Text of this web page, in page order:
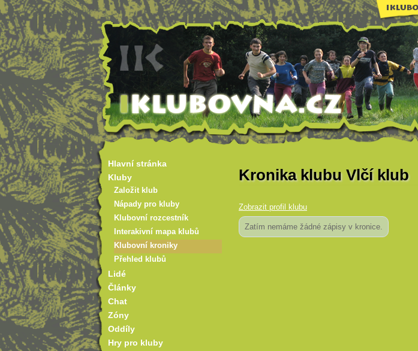
Kronika klubu Vlčí klub
Zobrazit profil klubu
Zatím nemáme žádné zápisy v kronice.
Hlavní stránka
Kluby
Založit klub
Nápady pro kluby
Klubovní rozcestník
Interakivní mapa klubů
Klubovní kroniky
Přehled klubů
Lidé
Články
Chat
Zóny
Oddíly
Hry pro kluby